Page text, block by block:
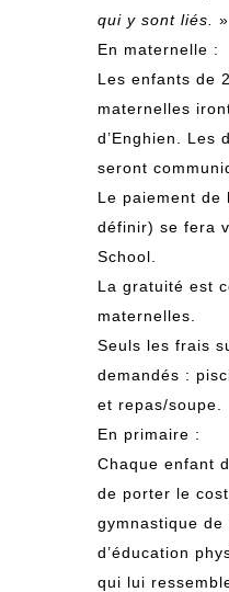
qui y sont liés.
»
En maternelle :
Les enfants de
maternelles
d’Enghien. Les
seront
Le paiement de
définir) se fera
School.
La gratuité est
maternelles.
Seuls les frais
demandés :
et repas/soupe.
En primaire :
Chaque enfant
de porter le
gymnastique de
d’éducation
qui lui